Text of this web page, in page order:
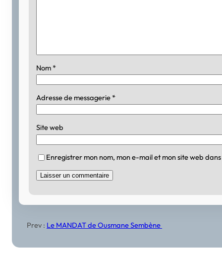
Nom *
Adresse de messagerie *
Site web
Enregistrer mon nom, mon e-mail et mon site web
Prev : Le MANDAT de Ousmane Sembène